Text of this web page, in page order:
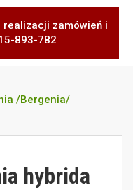
zamówień i
893-782
/Bergenia/
hybrida